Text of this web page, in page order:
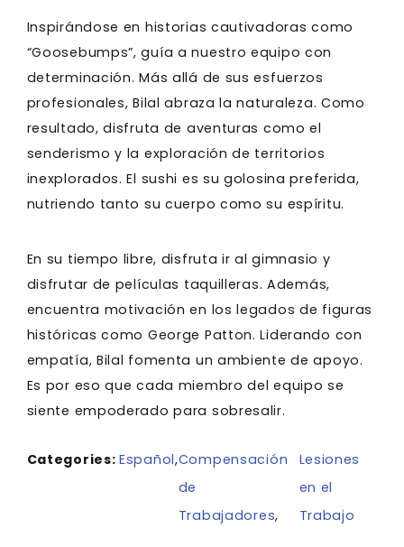
Inspirándose en historias cautivadoras como
“Goosebumps”, guía a nuestro equipo con
determinación. Más allá de sus esfuerzos
profesionales, Bilal abraza la naturaleza. Como
resultado, disfruta de aventuras como el
senderismo y la exploración de territorios
inexplorados. El sushi es su golosina preferida,
nutriendo tanto su cuerpo como su espíritu.
En su tiempo libre, disfruta ir al gimnasio y
disfrutar de películas taquilleras. Además,
encuentra motivación en los legados de figuras
históricas como George Patton. Liderando con
empatía, Bilal fomenta un ambiente de apoyo.
Es por eso que cada miembro del equipo se
siente empoderado para sobresalir.
Categories:Español,Compensación
de
Trabajadores,
Lesiones
en el
Trabajo